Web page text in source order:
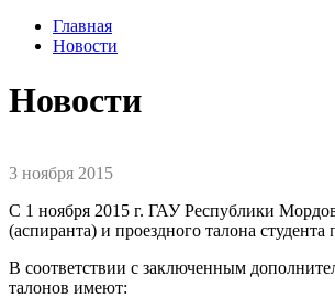
Главная
Новости
Новости
3 ноября 2015
С 1 ноября 2015 г. ГАУ Республики
(аспиранта) и проездного талона
В соответствии с заключенным
талонов имеют: